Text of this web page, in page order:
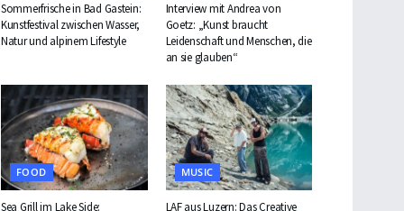
Sommerfrische in Bad Gastein:
Kunstfestival zwischen Wasser,
Natur und alpinem Lifestyle
Interview mit Andrea von
Goetz: „Kunst braucht
Leidenschaft und Menschen, die
an sie glauben“
FOOD
Sea Grill im Lake Side:
MUSIC
LAF aus Luzern: Das Creative